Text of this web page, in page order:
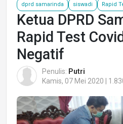
dprd samarinda siswadi Rapid
Ketua DPRD
Rapid Test
Negatif
Penulis: Putri
Kamis, 07 Mei 2020 |